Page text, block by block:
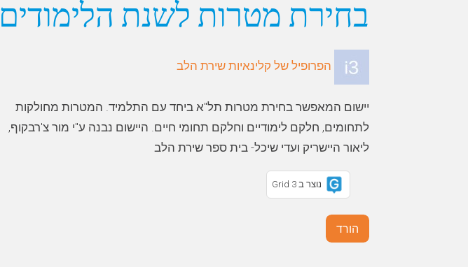
בחירת מטרות לשנת הלימודים
הפרופיל של קלינאיות שירת הלב
יישום המאפשר בחירת מטרות תל"א ביחד עם התלמיד. המטרות מחולקות
לתחומים, חלקם לימודיים וחלקם תחומי חיים. היישום נבנה ע"י מור צ'רבקוף,
ליאור היישריק ועדי שיכל- בית ספר שירת הלב
נוצר ב Grid 3
הורד